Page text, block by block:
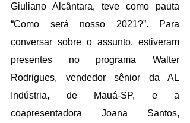
Giuliano Alcântara, teve como pauta
“Como será nosso 2021?”. Para
conversar sobre o assunto, estiveram
presentes no programa Walter
Rodrigues, vendedor sênior da AL
Indústria, de Mauá-SP, e a
coapresentadora Joana Santos,